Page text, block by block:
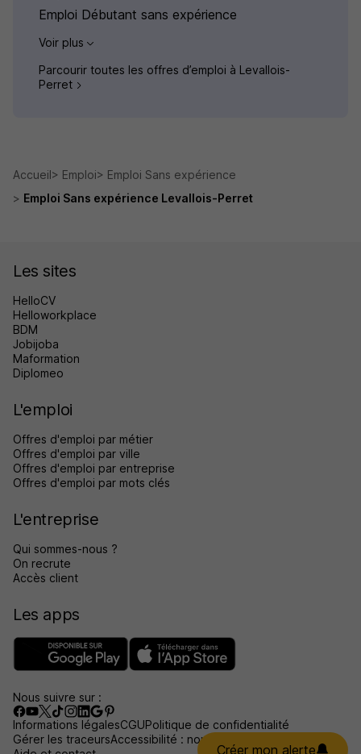
Créer mon alerte
Emploi Débutant sans expérience
Voir plus
Parcourir toutes les offres d’emploi à Levallois-
Perret
Accueil Emploi
Emploi Sans expérience
Emploi Sans expérience Levallois-Perret
Les sites
HelloCV
Helloworkplace
BDM
Jobijoba
Maformation
Diplomeo
L'emploi
Offres d'emploi par métier
Offres d'emploi par ville
Offres d'emploi par entreprise
Offres d'emploi par mots clés
L'entreprise
Qui sommes-nous ?
On recrute
Accès client
Les apps
Nous suivre sur :
Informations légalesCGUPolitique de confidentialité
Gérer les traceursAccessibilité : non conforme